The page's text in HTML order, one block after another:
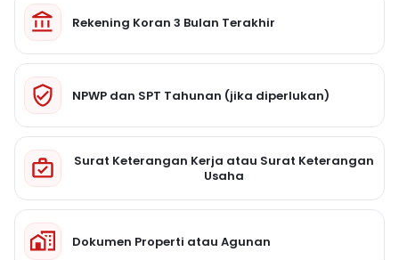
Rekening Koran 3 Bulan Terakhir
NPWP dan SPT Tahunan (jika diperlukan)
Surat Keterangan Kerja atau Surat Keterangan
Usaha
Dokumen Properti atau Agunan